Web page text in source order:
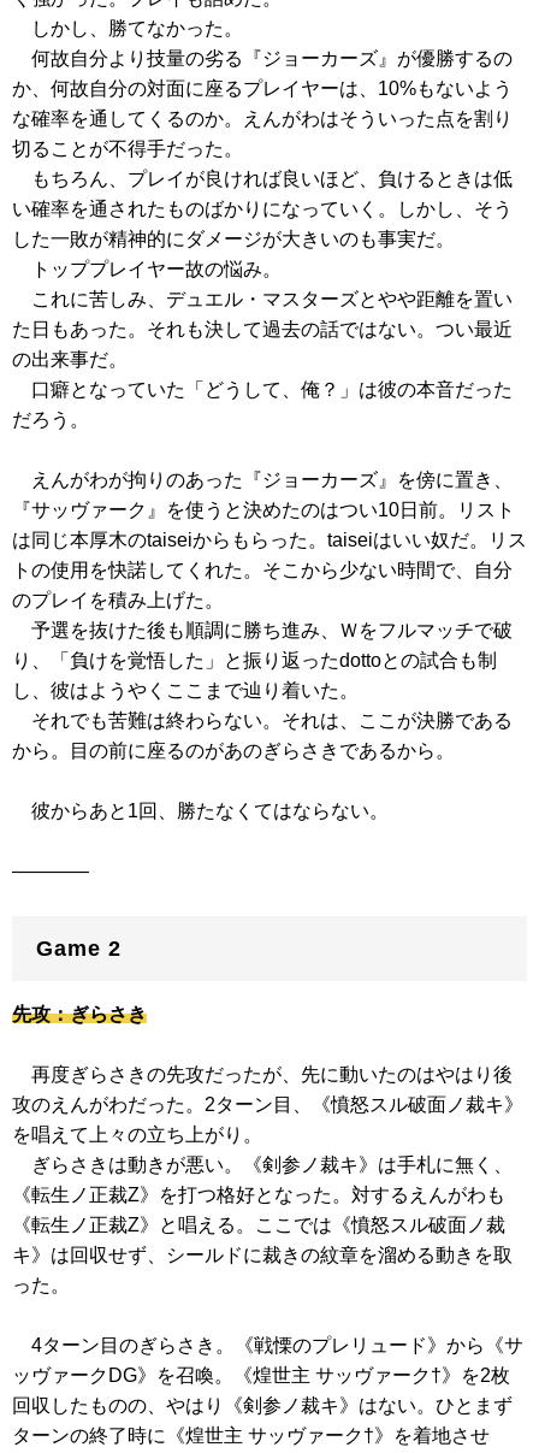
しかし、勝てなかった。
何故自分より技量の劣る『ジョーカーズ』が優勝するの
か、何故自分の対面に座るプレイヤーは、10%もないよう
な確率を通してくるのか。えんがわはそういった点を割り
切ることが不得手だった。
もちろん、プレイが良ければ良いほど、負けるときは低
い確率を通されたものばかりになっていく。しかし、そう
した一敗が精神的にダメージが大きいのも事実だ。
トッププレイヤー故の悩み。
これに苦しみ、デュエル・マスターズとやや距離を置い
た日もあった。それも決して過去の話ではない。つい最近
の出来事だ。
口癖となっていた「どうして、俺？」は彼の本音だった
だろう。
えんがわが拘りのあった『ジョーカーズ』を傍に置き、
『サッヴァーク』を使うと決めたのはつい10日前。リスト
は同じ本厚木のtaiseiからもらった。taiseiはいい奴だ。リス
トの使用を快諾してくれた。そこから少ない時間で、自分
のプレイを積み上げた。
予選を抜けた後も順調に勝ち進み、Ｗをフルマッチで破
り、「負けを覚悟した」と振り返ったdottoとの試合も制
し、彼はようやくここまで辿り着いた。
それでも苦難は終わらない。それは、ここが決勝である
から。目の前に座るのがあのぎらさきであるから。
彼からあと1回、勝たなくてはならない。
――――
Game 2
先攻：ぎらさき
再度ぎらさきの先攻だったが、先に動いたのはやはり後
攻のえんがわだった。2ターン目、
《憤怒スル破面ノ裁キ》
を唱えて上々の立ち上がり。
ぎらさきは動きが悪い。
《剣参ノ裁キ》 は手札に無く、
《転生ノ正裁Z》
を打つ格好となった。対するえんがわも
《転生ノ正裁Z》
と唱える。ここでは 《憤怒スル破面ノ裁
キ》 は回収せず、シールドに裁きの紋章を溜める動きを取
った。
4ターン目のぎらさき。 《戦慄のプレリュード》 から
《サ
ッヴァークDG》
を召喚。 《煌世主 サッヴァーク†》
を2枚
回収したものの、やはり
《剣参ノ裁キ》 はない。ひとまず
ターンの終了時に
《煌世主 サッヴァーク†》
を着地させ